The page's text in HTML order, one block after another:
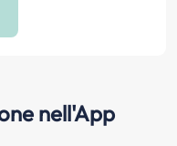
nell'App